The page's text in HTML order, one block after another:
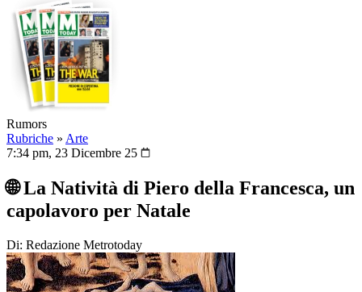
Rumors
Rubriche » Arte
7:34 pm, 23 Dicembre 25
🌐 La Natività di Piero della Francesca, un
capolavoro per Natale
Di: Redazione Metrotoday